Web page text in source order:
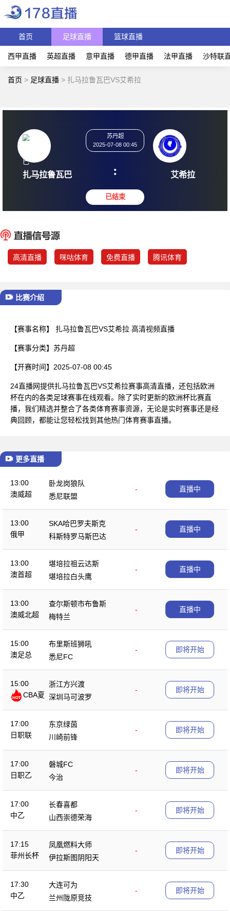
首页 足球直播 篮球直播
西甲直播 英超直播 意甲直播 德甲直播 法甲直播 沙特联
首页 > 足球直播 > 扎马拉鲁瓦巴VS艾希拉
扎马拉鲁瓦巴
2025-07-08 00:45
: 艾
高清直播 咪咕体育 免费直播 腾讯体育
比赛介绍
【赛事名称】 扎马拉鲁瓦巴VS艾希拉 高清视频直播
【赛事分类】 苏丹超
【开赛时间】 2025-07-08 00:45
24直播网提供扎马拉鲁瓦巴VS艾希拉赛事高清直播，还包括欧洲
杯在内的各类足球赛事在线观看。除了实时更新的欧洲杯比赛直
播，我们精选并整合了各类体育赛事资源，无论是实时赛事还是经
典回顾，都能让您轻松找到其他热门体育赛事直播。
更多直播
13:00
澳威超
卧龙岗狼队
-
悉尼联盟
直播中
13:00
俄甲
SKA哈巴罗夫斯克
-
科斯特罗马斯巴达
直播中
13:00
澳首超
堪培拉祖云达斯
-
堪培拉白头鹰
直播中
13:00
澳威北超
查尔斯顿市布鲁斯
-
梅特兰
直播中
15:00
澳足总
布里斯班狮吼
-
悉尼FC
即将开始
15:00
CBA夏
浙江方兴渡
-
深圳马可波罗
即将开始
17:00
日职联
东京绿茵
-
川崎前锋
即将开始
17:00
日职乙
磐城FC
-
今治
即将开始
17:00
中乙
长春喜都
-
山西崇德荣海
即将开始
17:15
菲州长杯
凤凰燃料大师
-
伊拉斯图阴阳天
即将开始
17:30
中乙
大连可为
-
兰州陇原竞技
即将开始